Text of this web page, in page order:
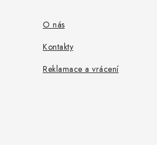
O nás
Kontakty
Reklamace a vrácení